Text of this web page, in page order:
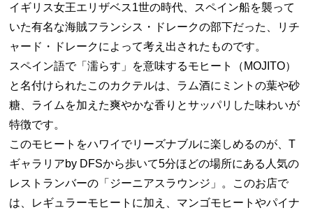
イギリス女王エリザベス1世の時代、スペイン船を襲って
いた有名な海賊フランシス・ドレークの部下だった、リチ
ャード・ドレークによって考え出されたものです。
スペイン語で「濡らす」を意味するモヒート（MOJITO）
と名付けられたこのカクテルは、ラム酒にミントの葉や砂
糖、ライムを加えた爽やかな香りとサッパリした味わいが
特徴です。
このモヒートをハワイでリーズナブルに楽しめるのが、T
ギャラリアby DFSから歩いて5分ほどの場所にある人気の
レストランバーの「ジーニアスラウンジ」。このお店で
は、レギュラーモヒートに加え、マンゴモヒートやパイナ